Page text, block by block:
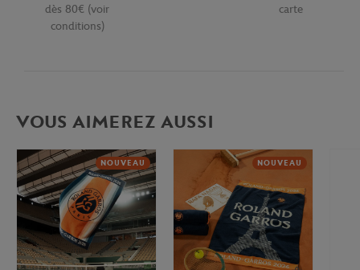
dès 80€ (voir
conditions)
carte
VOUS AIMEREZ AUSSI
NOUVEAU NOUVEAU